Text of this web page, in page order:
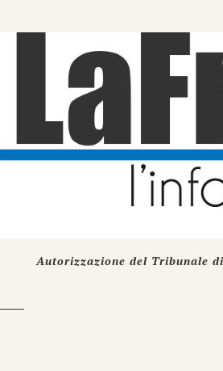
Autorizzazione del Tribunale